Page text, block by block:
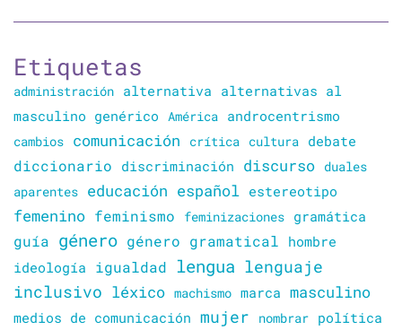
Etiquetas
administración alternativa alternativas al
masculino genérico América androcentrismo
cambios comunicación crítica cultura debate
diccionario discriminación discurso duales
aparentes educación español estereotipo
femenino feminismo feminizaciones gramática
guía género género gramatical hombre
ideología igualdad lengua lenguaje
inclusivo léxico machismo marca masculino
medios de comunicación mujer nombrar política